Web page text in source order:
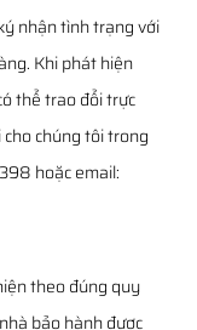
nhận tình trạng với
Khi phát hiện
thể trao đổi trực
chúng tôi trong
hoặc email:
theo đúng quy
bảo hành được